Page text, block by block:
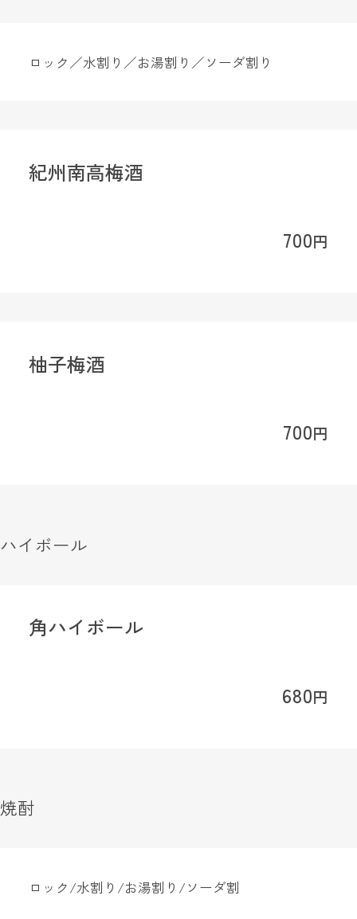
ロック／水割り／お湯割り／ソーダ割り
700円
紀州南高梅酒
700円
柚子梅酒
ハイボール
680円
角ハイボール
焼酎
ロック/水割り/お湯割り/ソーダ割